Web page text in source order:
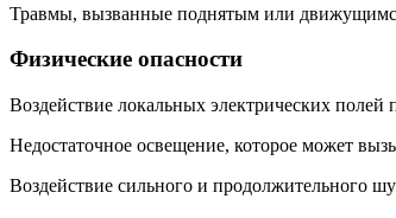
Травмы, вызванные поднятым или
Физические опасности
Воздействие локальных электрических
Недостаточное освещение, которое может
Воздействие сильного и продолжительного